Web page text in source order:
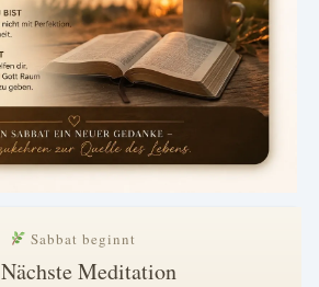
Sabbat beginnt
Nächste Meditation